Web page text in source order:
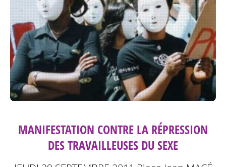
MANIFESTATION CONTRE LA RÉPRESSION
DES TRAVAILLEUSES DU SEXE